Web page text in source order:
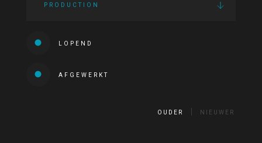
PRODUCTION
LOPEND
AFGEWERKT
OUDER NIEUWER